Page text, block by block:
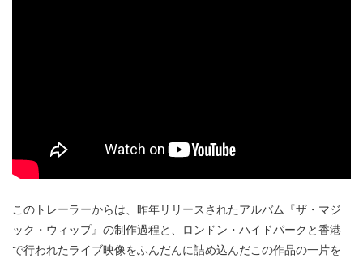
このトレーラーからは、昨年リリースされたアルバム『ザ・マジ
ック・ウィップ』の制作過程と、ロンドン・ハイドパークと香港
で行われたライブ映像をふんだんに詰め込んだこの作品の一片を